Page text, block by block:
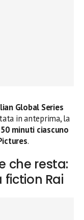
Global Series
in anteprima, la
minuti ciascuno
.
che resta:
Rai